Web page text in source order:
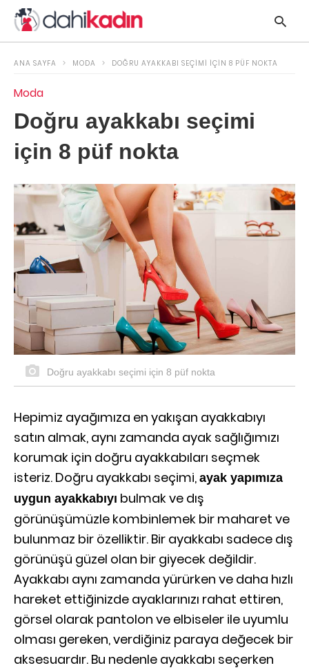
ANA SAYFA MODA DOĞRU AYAKKABI SEÇIMI IÇIN 8 PÜF NOKTA
Moda
Doğru ayakkabı seçimi
için 8 püf nokta
Doğru ayakkabı seçimi için 8 püf nokta
Hepimiz ayağımıza en yakışan ayakkabıyı
satın almak, aynı zamanda ayak sağlığımızı
korumak için doğru ayakkabıları seçmek
isteriz. Doğru ayakkabı seçimi, ayak yapımıza
uygun ayakkabıyı bulmak ve dış
görünüşümüzle kombinlemek bir maharet ve
bulunmaz bir özelliktir. Bir ayakkabı sadece dış
görünüşü güzel olan bir giyecek değildir.
Ayakkabı aynı zamanda yürürken ve daha hızlı
hareket ettiğinizde ayaklarınızı rahat ettiren,
görsel olarak pantolon ve elbiseler ile uyumlu
olması gereken, verdiğiniz paraya değecek bir
aksesuardır. Bu nedenle ayakkabı seçerken